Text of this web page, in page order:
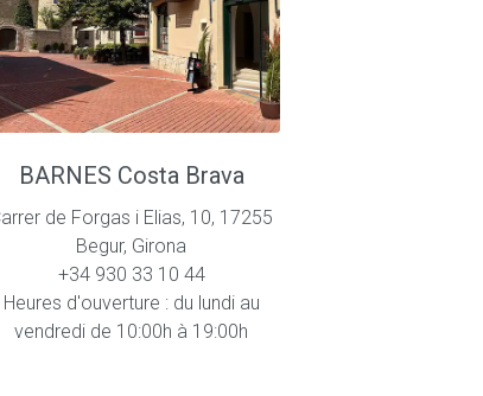
BARNES Costa Brava
de Forgas i Elias, 10, 17255
Begur, Girona
+34 930 33 10 44
Heures d'ouverture : du lundi au
vendredi de 10:00h à 19:00h